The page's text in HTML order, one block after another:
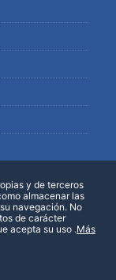
y de terceros
almacenar las
navegación. No
de carácter
acepta su uso .Más